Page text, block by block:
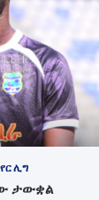
ሊግ
ታውቋል